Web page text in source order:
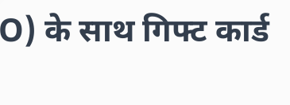
के साथ गिफ्ट कार्ड